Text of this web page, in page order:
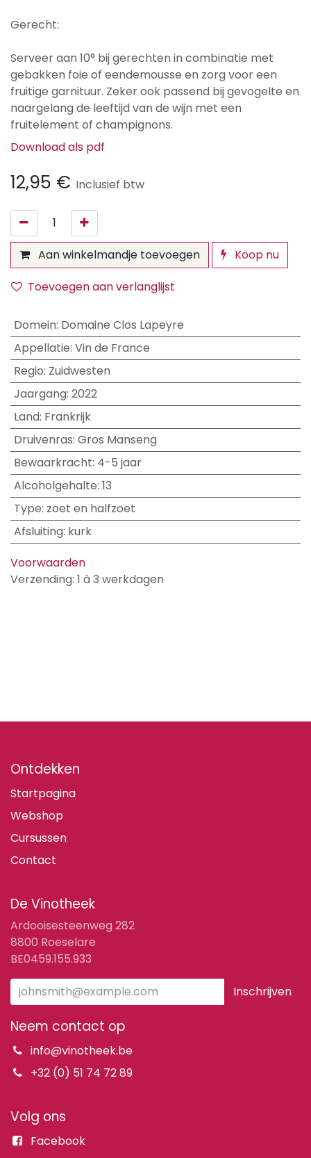
Gerecht:
Serveer aan 10° bij gerechten in combinatie met
gebakken foie of eendemousse en zorg voor een
fruitige garnituur. Zeker ook passend bij gevogelte en
naargelang de leeftijd van de wijn met een
fruitelement of champignons.
Download als pdf
12,95 € Inclusief btw
Aan winkelmandje toevoegen
Koop nu
Toevoegen aan verlanglijst
Domein: Domaine Clos Lapeyre
Appellatie: Vin de France
Regio: Zuidwesten
Jaargang: 2022
Land: Frankrijk
Druivenras: Gros Manseng
Bewaarkracht: 4-5 jaar
Alcoholgehalte: 13
Type: zoet en halfzoet
Afsluiting: kurk
Voorwaarden
Verzending: 1 à 3 werkdagen
Ontdekken
Startpagina
Webshop
Cursussen
Contact
De Vinotheek
Ardooisesteenweg 282
8800 Roeselare
BE0459.155.933
Inschrijven
Neem contact op
info@vinotheek.be
+32 (0) 51 74 72 89
Volg ons
Facebook